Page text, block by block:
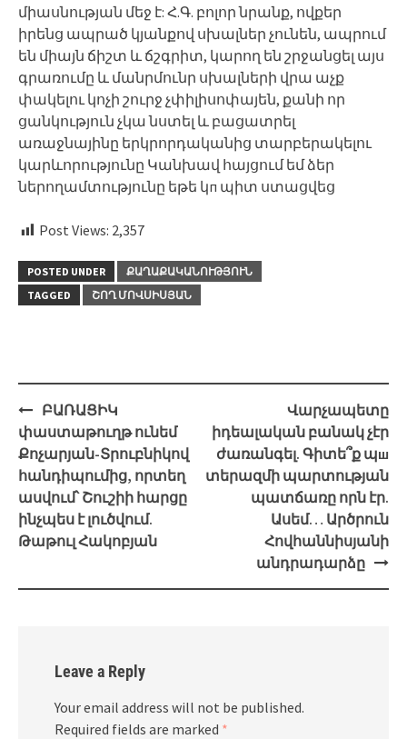
միասնության մեջ է: Հ.Գ. բոլոր նրանք, ովքեր
իրենց ապրած կյանքով սխալներ չունեն, ապրում
են միայն ճիշտ և ճշգրիտ, կարող են շրջանցել այս
գրառումը և մանրմունր սխալների վրա աչք
փակելու կոչի շուրջ չփիլիսոփայեն, քանի որ
ցանկություն չկա նստել և բացատրել
առաջնայինը երկրորդականից տարբերակելու
կարևորությունը Կանխավ հայցում եմ ձեր
ներողամտությունը եթե կп պիտ ստացվեց
Post Views: 2,357
POSTED UNDER
ՔԱՂԱՔԱԿԱՆՈՒԹՅՈՒՆ
TAGGED
ՇՈՂ ՄՈՎՍԻՍՅԱՆ
Post
navigation
ԲԱՌԱՑԻԿ
փաստաթուղթ ունեմ
Քոչարյան-Տրուբնիկով
հանդիպումից, որտեղ
ասվում՝ Շուշիի հարցը
ինչպես է լուծվում.
Թաթուլ Հակոբյան
Վարչապետը
իդեալական բանակ չէր
ժառանգել. Գիտե՞ք պш
տերազմի պարտության
պատճառը որն էր.
Ասեմ… Արծրուն
Հովհաննիսյանի
անդրադարձը
Leave a Reply
Your email address will not be published.
Required fields are marked *